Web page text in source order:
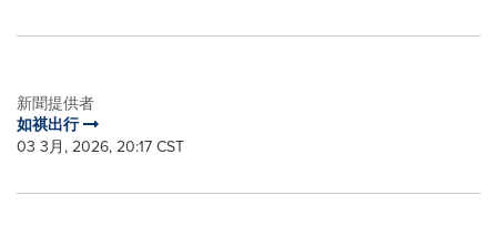
新聞提供者
如祺出行
03 3月, 2026, 20:17 CST